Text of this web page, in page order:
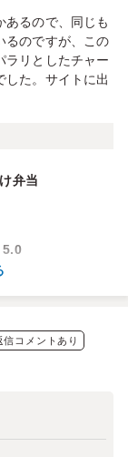
あるので、同じも
るのですが、この
ラリとしたチャー
した。サイトに出
弁当
5.0
信コメントあり